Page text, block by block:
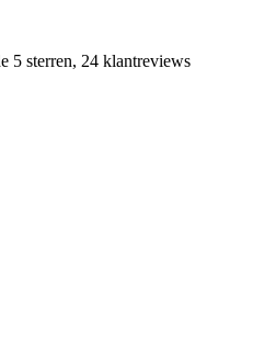
5 sterren, 24 klantreviews